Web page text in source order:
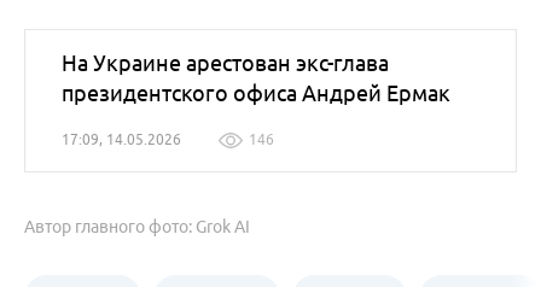
На Украине арестован экс-глава
президентского офиса Андрей Ермак
17:09, 14.05.2026 146
Автор главного фото: Grok AI